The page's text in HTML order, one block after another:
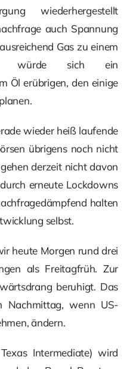
wiederhergestellt
auch Spannung
Gas zu einem
würde sich ein
Öl erübrigen, den einige
wieder heiß laufende
übrigens noch nicht
derzeit nicht davon
erneute Lockdowns
halten
selbst.
heute Morgen rund drei
als Freitagfrüh. Zur
beruhigt. Das
Nachmittag, wenn US-
ändern.
Intermediate) wird